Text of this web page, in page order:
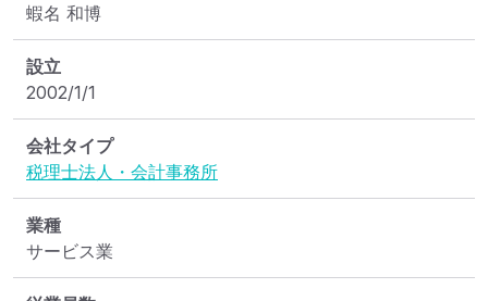
蝦名 和博
設立
2002/1/1
会社タイプ
税理士法人・会計事務所
業種
サービス業